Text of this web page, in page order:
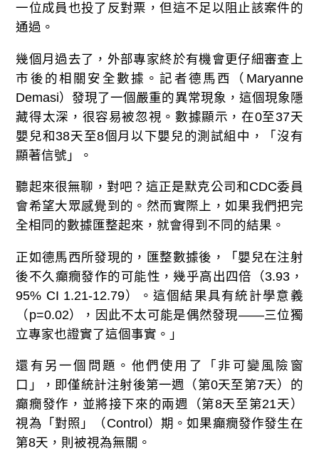
一位成員也投了反對票，但這不足以阻止該案件的
通過。
幾個月過去了，外部專家終於有機會更仔細審查上
市後的相關安全數據。記者德馬西（Maryanne
Demasi）發現了一個嚴重的異常現象，這個現象隱
藏得太深，很容易被忽視。數據顯示，在0至37天
嬰兒和38天至8個月以下嬰兒的測試組中，「沒有
顯著信號」。
聽起來很無聊，對吧？這正是默克公司和CDC委員
會希望大眾感覺到的。然而實際上，如果我們把完
全相同的數據匯整起來，就會得到不同的結果。
正如德馬西所發現的，匯整數據後，「嬰兒在注射
後不久癲癇發作的可能性，幾乎高出四倍（3.93，
95% CI 1.21-12.79）。這個結果具有統計學意義
（p=0.02），因此不太可能是偶然發現——三位獨
立專家也證實了這個事實。」
還有另一個問題。他們使用了「非可變風險窗
口」，即僅統計注射後第一週（第0天至第7天）的
癲癇發作，並將接下來的兩週（第8天至第21天）
視為「對照」（Control）期。如果癲癇發作發生在
第8天，則被視為無關。